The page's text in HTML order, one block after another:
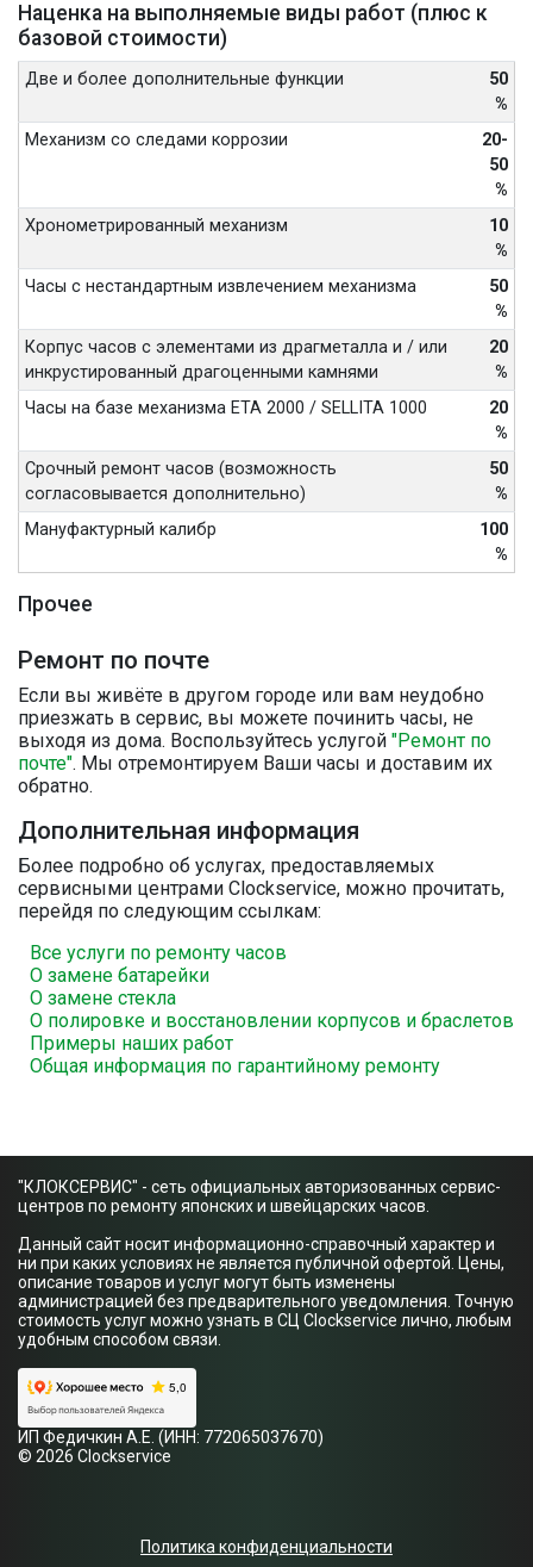
Наценка на выполняемые виды работ (плюс к
базовой стоимости)
Две и более дополнительные функции
50
%
Механизм со следами коррозии
20-
50
%
Хронометрированный механизм
10
%
Часы с нестандартным извлечением механизма
50
%
Корпус часов с элементами из драгметалла и / или
инкрустированный драгоценными камнями
20
%
Часы на базе механизма ETA 2000 / SELLITA 1000
20
%
Срочный ремонт часов (возможность
согласовывается дополнительно)
50
%
Мануфактурный калибр
100
%
Прочее
Ремонт по почте
Если вы живёте в другом городе или вам неудобно
приезжать в сервис, вы можете починить часы, не
выходя из дома. Воспользуйтесь услугой "Ремонт по
почте". Мы отремонтируем Ваши часы и доставим их
обратно.
Дополнительная информация
Более подробно об услугах, предоставляемых
сервисными центрами Clockservice, можно прочитать,
перейдя по следующим ссылкам:
Все услуги по ремонту часов
О замене батарейки
О замене стекла
О полировке и восстановлении корпусов и браслетов
Примеры наших работ
Общая информация по гарантийному ремонту
"КЛОКСЕРВИС" - сеть официальных авторизованных сервис-
центров по ремонту японских и швейцарских часов.
Данный сайт носит информационно-справочный характер и
ни при каких условиях не является публичной офертой. Цены,
описание товаров и услуг могут быть изменены
администрацией без предварительного уведомления. Точную
стоимость услуг можно узнать в СЦ Clockservice лично, любым
удобным способом связи.
ИП Федичкин А.Е. (ИНН: 772065037670)
© 2026 Clockservice
Политика конфиденциальности